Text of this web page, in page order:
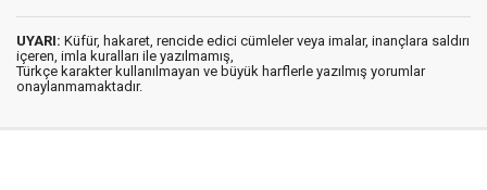
UYARI: Küfür, hakaret, rencide edici cümleler veya imalar, inançlara saldırı
içeren, imla kuralları ile yazılmamış,
Türkçe karakter kullanılmayan ve büyük harflerle yazılmış yorumlar
onaylanmamaktadır.